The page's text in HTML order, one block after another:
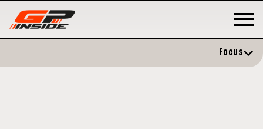
Focus